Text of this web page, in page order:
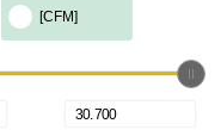
[CFM]